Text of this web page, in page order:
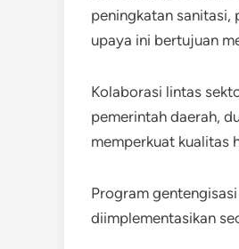
peningkatan sanitasi,
upaya ini bertujuan
Kolaborasi lintas
pemerintah daerah,
memperkuat kualitas
Program
diimplementasikan